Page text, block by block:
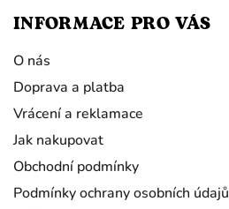
INFORMACE PRO VÁS
O nás
Doprava a platba
Vrácení a reklamace
Jak nakupovat
Obchodní podmínky
Podmínky ochrany osobních údajů